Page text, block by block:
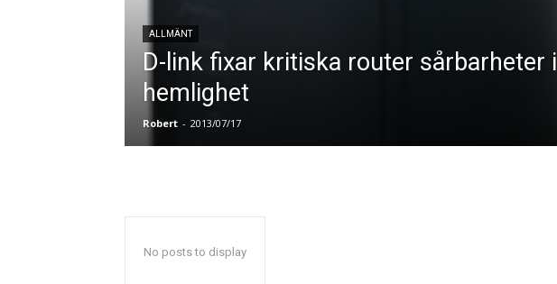
ALLMÄNT
D-link fixar kritiska router sårbarheter i
hemlighet
Robert - 2013/07/17
No posts to display